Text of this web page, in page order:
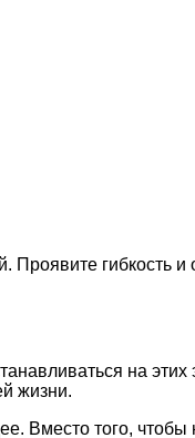
гибкость
на этих
жизни.
Вместо того, чтобы